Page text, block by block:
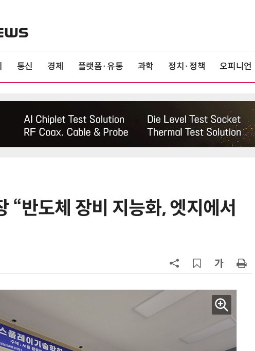
통신 경제 플랫폼·유통 과학 정치·정책 오피니언
“반도체 장비 지능화, 엣지에서
6
檢, LG화학·한화솔루션 등 7개사 압
솔루션, 광 통신 솔루션 수직 계열
화…'실리콘 포토닉스·CPO 집중 공
분기 사상 최대 매출
[사설] 차세대 전력반도체 R&D, 참